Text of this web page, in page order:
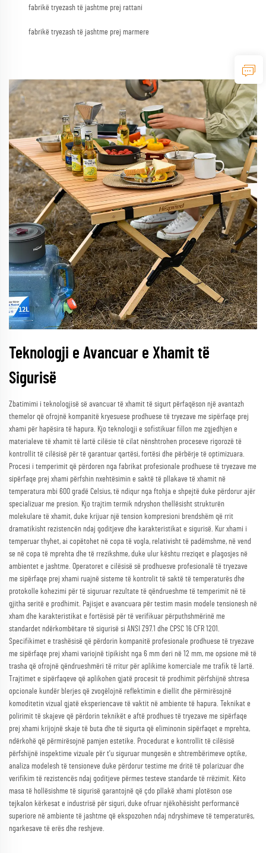
fabrikë tryezash të jashtme prej rattani
fabrikë tryezash të jashtme prej marmere
Teknologji e Avancuar e Xhamit të
Sigurisë
Zbatimimi i teknologjisë së avancuar të xhamit të sigurt përfaqëson një avantazh
themelor që ofrojnë kompanitë kryesuese prodhuese të tryezave me sipërfaqe prej
xhami për hapësira të hapura. Kjo teknologji e sofistikuar fillon me zgjedhjen e
materialeve të xhamit të lartë cilësie të cilat nënshtrohen proceseve rigorozë të
kontrollit të cilësisë për të garantuar qartësi, fortësi dhe përbërje të optimizuara.
Procesi i temperimit që përdoren nga fabrikat profesionale prodhuese të tryezave me
sipërfaqe prej xhami përfshin nxehtësimin e saktë të pllakave të xhamit në
temperatura mbi 600 gradë Celsius, të ndiqur nga ftohja e shpejtë duke përdorur ajër
specializuar me presion. Kjo trajtim termik ndryshon thellësisht strukturën
molekulare të xhamit, duke krijuar një tension kompresioni brendshëm që rrit
dramatikisht rezistencën ndaj goditjeve dhe karakteristikat e sigurisë. Kur xhami i
temperuar thyhet, ai copëtohet në copa të vogla, relativisht të padëmshme, në vend
se në copa të mprehta dhe të rrezikshme, duke ulur kështu rreziqet e plagosjes në
ambientet e jashtme. Operatoret e cilësisë së prodhuesve profesionalë të tryezave
me sipërfaqe prej xhami ruajnë sisteme të kontrolit të saktë të temperaturës dhe
protokolle kohezimi për të siguruar rezultate të qëndrueshme të temperimit në të
gjitha seritë e prodhimit. Pajisjet e avancuara për testim masin modele tensionesh në
xham dhe karakteristikat e fortësisë për të verifikuar përputhshmërinë me
standardet ndërkombëtare të sigurisë si ANSI Z97.1 dhe CPSC 16 CFR 1201.
Specifikimet e trashësisë që përdorin kompanitë profesionale prodhuese të tryezave
me sipërfaqe prej xhami variojnë tipikisht nga 6 mm deri në 12 mm, me opsione më të
trasha që ofrojnë qëndrueshmëri të rritur për aplikime komerciale me trafik të lartë.
Trajtimet e sipërfaqeve që aplikohen gjatë procesit të prodhimit përfshijnë shtresa
opcionale kundër blerjes që zvogëlojnë reflektimin e diellit dhe përmirësojnë
komoditetin vizual gjatë eksperiencave të vaktit në ambiente të hapura. Teknikat e
polirimit të skajeve që përdorin teknikët e aftë prodhues të tryezave me sipërfaqe
prej xhami krijojnë skaje të buta dhe të sigurta që eliminonin sipërfaqet e mprehta,
ndërkohë që përmirësojnë pamjen estetike. Procedurat e kontrollit të cilësisë
përfshijnë inspektime vizuale për t'u siguruar mungesën e shtrembërimeve optike,
analiza modelesh të tensioneve duke përdorur testime me dritë të polarizuar dhe
verifikim të rezistencës ndaj goditjeve përmes testeve standarde të rrëzimit. Këto
masa të hollësishme të sigurisë garantojnë që çdo pllakë xhami plotëson ose
tejkalon kërkesat e industrisë për siguri, duke ofruar njëkohësisht performancë
superiore në ambiente të jashtme që ekspozohen ndaj ndryshimeve të temperaturës,
ngarkesave të erës dhe reshjeve.